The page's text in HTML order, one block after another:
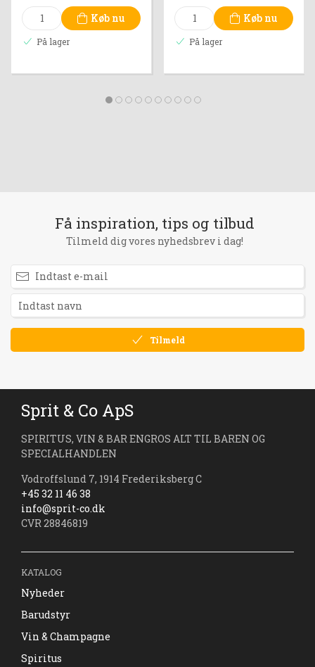
Køb nu
På lager
Køb nu
På lager
Få inspiration, tips og tilbud
Tilmeld dig vores nyhedsbrev i dag!
Tilmeld
Sprit & Co ApS
SPIRITUS, VIN & BAR ENGROS ALT TIL BAREN OG
SPECIALHANDLEN
Vodroffslund 7, 1914 Frederiksberg C
+45 32 11 46 38
info@sprit-co.dk
CVR 28846819
KATALOG
Nyheder
Barudstyr
Vin & Champagne
Spiritus